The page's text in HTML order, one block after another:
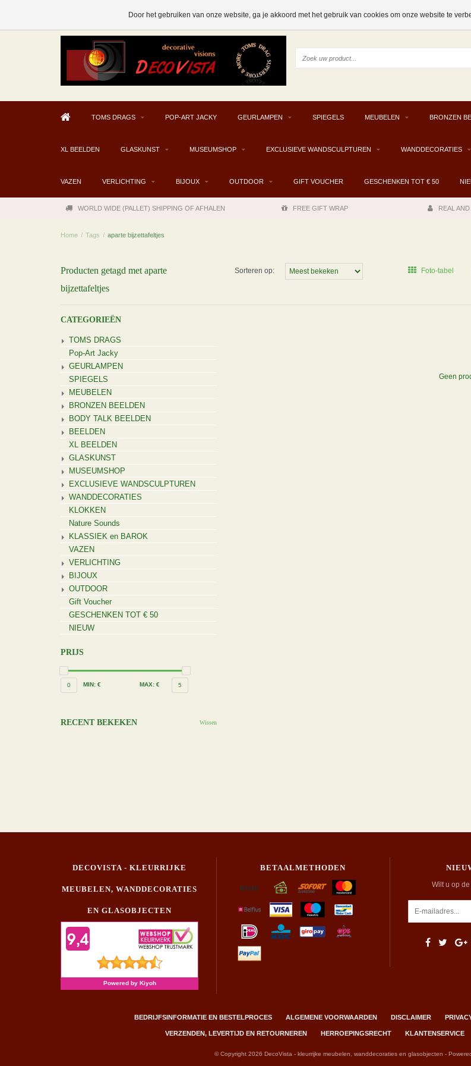
TOMS DRAGS POP-ART JACKY GEURLAMPEN SPIEGELS MEUBELEN BRONZEN
XL BEELDEN GLASKUNST MUSEUMSHOP EXCLUSIEVE WANDSCULPTUREN WANDDECORATIES
VAZEN VERLICHTING BIJOUX OUTDOOR GIFT VOUCHER GESCHENKEN TOT € 50
WORLD WIDE (PALLET) SHIPPING OF AFHALEN FREE GIFT WRAP REAL
Home / Tags / aparte bijzettafeltjes
Producten getagd met aparte
bijzettafeltjes
Sorteren op: Foto-tabel
CATEGORIEËN
TOMS DRAGS
Pop-Art Jacky
GEURLAMPEN
SPIEGELS
MEUBELEN
BRONZEN BEELDEN
BODY TALK BEELDEN
BEELDEN
XL BEELDEN
GLASKUNST
MUSEUMSHOP
EXCLUSIEVE WANDSCULPTUREN
WANDDECORATIES
KLOKKEN
Nature Sounds
KLASSIEK en BAROK
VAZEN
VERLICHTING
BIJOUX
OUTDOOR
Gift Voucher
GESCHENKEN TOT € 50
NIEUW
PRIJS
0 MIN: € MAX: € 5
RECENT BEKEKEN Wissen
Geen
DECOVISTA - KLEURRIJKE
MEUBELEN, WANDDECORATIES
EN GLASOBJECTEN
BETAALMETHODEN
Wilt u op
BEDRIJFSINFORMATIE EN BESTELPROCES ALGEMENE VOORWAARDEN DISCLAIMER
VERZENDEN, LEVERTIJD EN RETOURNEREN HERROEPINGSRECHT KLANTENSERVICE
© Copyright 2026 DecoVista - kleurrijke meubelen, wanddecoraties en glasobjecten -
Door het gebruiken van onze website, ga je akkoord met het gebruik van cookies om onze website te